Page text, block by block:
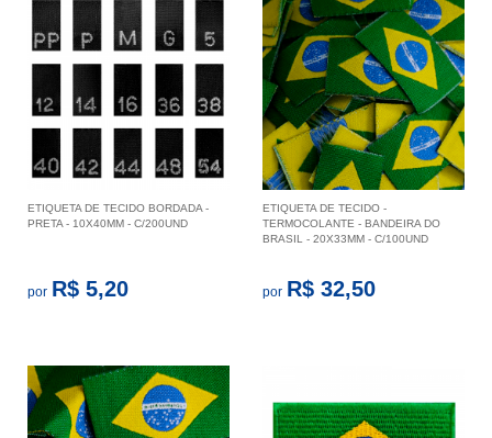
ETIQUETA DE TECIDO BORDADA -
PRETA - 10X40MM - C/200UND
por R$ 5,20
ETIQUETA DE TECIDO -
TERMOCOLANTE - BANDEIRA DO
BRASIL - 20X33MM - C/100UND
por R$ 32,50